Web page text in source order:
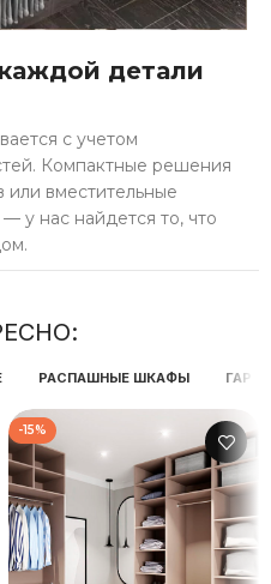
детали
с учетом
Компактные решения
или вместительные
у нас найдется то, что
РАСПАШНЫЕ ШКАФЫ
-15%